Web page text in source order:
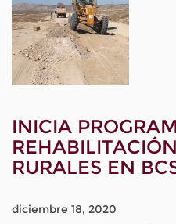
INICIA
RURALES EN
diciembre 18, 2020